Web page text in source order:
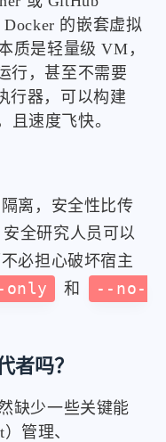
的嵌套虚拟
质是轻量级 VM，
行，甚至不需要
行器，可以构建
且速度飞快。
离，安全性比传
全研究人员可以
必担心破坏宿主
only 和
--no-
者吗？
缺少一些关键能
管理、